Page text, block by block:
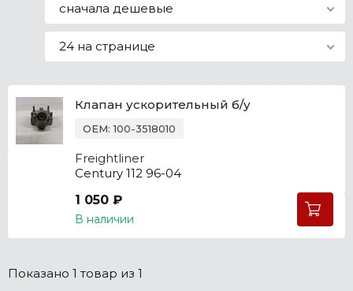
сначала дешевые
24 на странице
Клапан ускорительный б/у
OEM: 100-3518010
Freightliner
Century 112 96-04
1 050 ₽
В наличии
Показано 1 товар из 1